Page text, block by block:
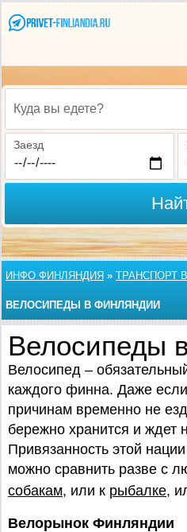
Куда вы едете?
Заезд
ИНФО ФИНЛЯНДИЯ » ТРАНСПОРТ
ВЕЛОСИПЕДЫ В ФИНЛЯНДИИ
Велосипеды
Велосипед –
каждого финна. Даже
причинам временно не
бережно хранится и ждет
Привязанность этой
можно сравнить разве с
собакам, или к рыбалке,
Велорынок Финляндии